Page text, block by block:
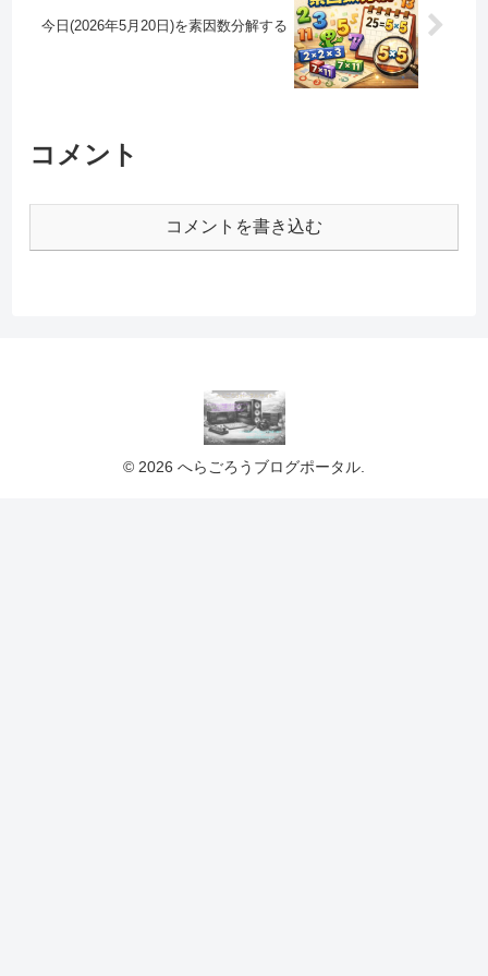
今日(2026年5月20日)を素因数分解する
コメント
コメントを書き込む
© 2026 へらごろうブログポータル.